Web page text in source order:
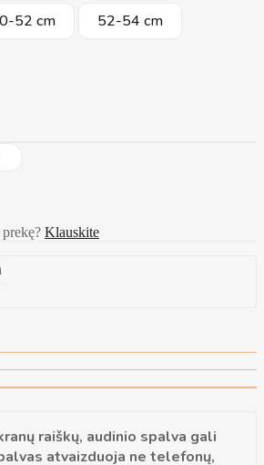
52 cm 52-54 cm
Klauskite
raiškų, audinio spalva gali
atvaizduoja ne telefonų,